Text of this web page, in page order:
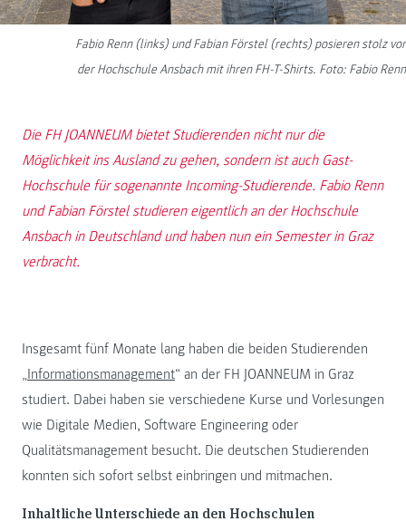
Fabio Renn (links) und Fabian Förstel (rechts) posieren stolz vor
der Hochschule Ansbach mit ihren FH-T-Shirts. Foto: Fabio Renn
Die FH JOANNEUM bietet Studierenden nicht nur die
Möglichkeit ins Ausland zu gehen, sondern ist auch Gast-
Hochschule für sogenannte Incoming-Studierende. Fabio Renn
und Fabian Förstel studieren eigentlich an der Hochschule
Ansbach in Deutschland und haben nun ein Semester in Graz
verbracht.
Insgesamt fünf Monate lang haben die beiden Studierenden
„Informationsmanagement“ an der FH JOANNEUM in Graz
studiert. Dabei haben sie verschiedene Kurse und Vorlesungen
wie Digitale Medien, Software Engineering oder
Qualitätsmanagement besucht. Die deutschen Studierenden
konnten sich sofort selbst einbringen und mitmachen.
Inhaltliche Unterschiede an den Hochschulen